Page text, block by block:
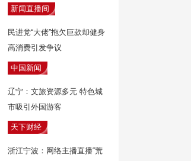
新闻直播间
民进党“大佬”拖欠巨款却健身
高消费引发争议
中国新闻
辽宁：文旅资源多元 特色城
市吸引外国游客
天下财经
浙江宁波：网络主播直播“荒